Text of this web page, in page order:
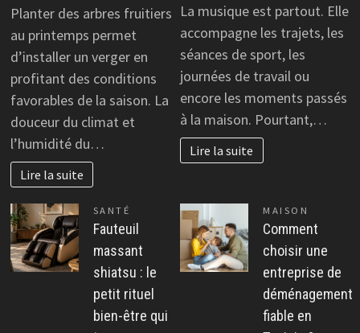
Planter des arbres fruitiers
au printemps permet
d’installer un verger en
profitant des conditions
favorables de la saison. La
douceur du climat et
l’humidité du…
Lire la suite
La musique est partout. Elle
accompagne les trajets, les
séances de sport, les
journées de travail ou
encore les moments passés
à la maison. Pourtant,…
Lire la suite
SANTÉ
Fauteuil
massant
shiatsu : le
petit rituel
bien-être qui
MAISON
Comment
choisir une
entreprise de
déménagement
fiable en